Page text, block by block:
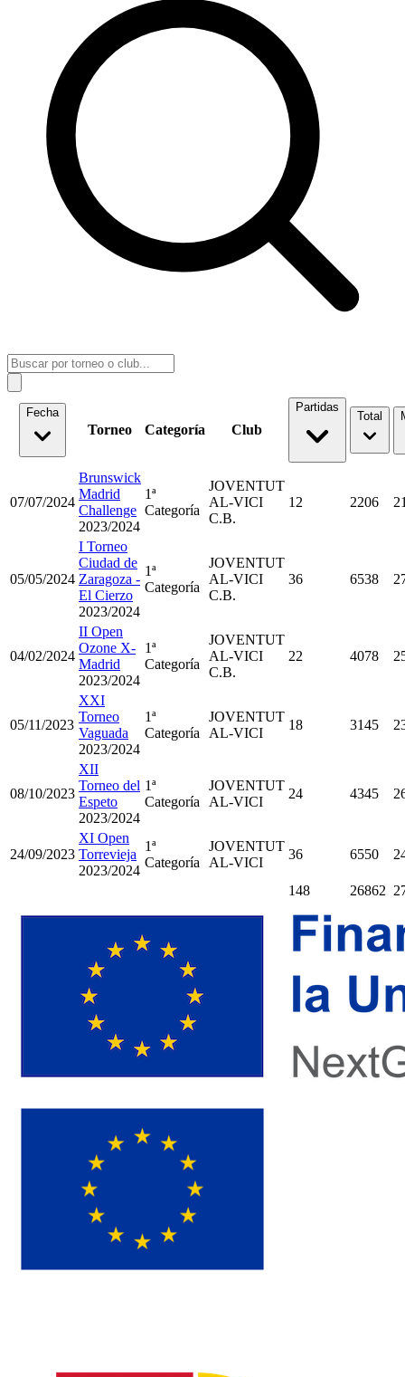
Fecha
Torneo Categoría Club
Partidas
Total
07/07/2024
Brunswick
Madrid
Challenge
2023/2024
1ª
Categoría
JOVENTUT
AL-VICI
C.B.
12 2206
05/05/2024
I Torneo
Ciudad de
Zaragoza -
El Cierzo
2023/2024
1ª
Categoría
JOVENTUT
AL-VICI
C.B.
36 6538
04/02/2024
II Open
Ozone X-
Madrid
2023/2024
1ª
Categoría
JOVENTUT
AL-VICI
C.B.
22 4078
05/11/2023
XXI
Torneo
Vaguada
2023/2024
1ª
Categoría
JOVENTUT
AL-VICI
18 3145
08/10/2023
XII
Torneo del
Espeto
2023/2024
1ª
Categoría
JOVENTUT
AL-VICI
24 4345
24/09/2023
XI Open
Torrevieja
2023/2024
1ª
Categoría
JOVENTUT
AL-VICI
36 6550
148 26862